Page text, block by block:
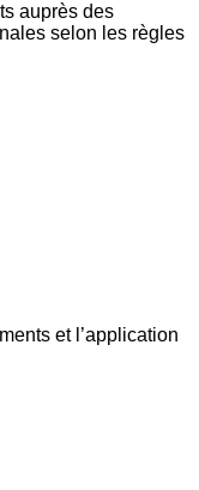
auprès des
selon les règles
et l’application